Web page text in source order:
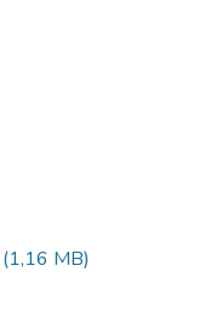
(1,16 MB)